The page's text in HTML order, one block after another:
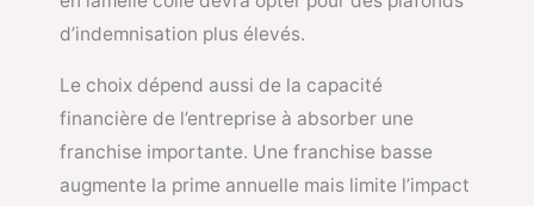
d’indemnisation plus élevés.
Le choix dépend aussi de la capacité
financière de l’entreprise à absorber une
franchise importante. Une franchise basse
augmente la prime annuelle mais limite l’impact